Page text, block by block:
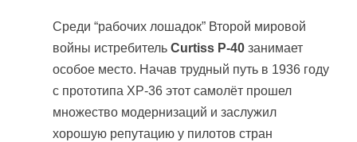
Среди “рабочих лошадок” Второй мировой
войны истребитель Curtiss P-40 занимает
особое место. Начав трудный путь в 1936 году
с прототипа ХР-36 этот самолёт прошел
множество модернизаций и заслужил
хорошую репутацию у пилотов стран